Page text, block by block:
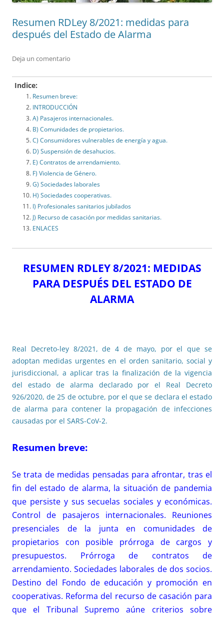
Resumen RDLey 8/2021: medidas para
después del Estado de Alarma
Deja un comentario
Indice:
Resumen breve:
INTRODUCCIÓN
A) Pasajeros internacionales.
B) Comunidades de propietarios.
C) Consumidores vulnerables de energía y agua.
D) Suspensión de desahucios.
E) Contratos de arrendamiento.
F) Violencia de Género.
G) Sociedades laborales
H) Sociedades cooperativas.
I) Profesionales sanitarios jubilados
J) Recurso de casación por medidas sanitarias.
ENLACES
RESUMEN RDLEY 8/2021: MEDIDAS
PARA DESPUÉS DEL ESTADO DE
ALARMA
Real Decreto-ley 8/2021, de 4 de mayo, por el que se
adoptan medidas urgentes en el orden sanitario, social y
jurisdiccional, a aplicar tras la finalización de la vigencia
del estado de alarma declarado por el Real Decreto
926/2020, de 25 de octubre, por el que se declara el estado
de alarma para contener la propagación de infecciones
causadas por el SARS-CoV-2.
Resumen breve:
Se trata de medidas pensadas para afrontar, tras el
fin del estado de alarma, la situación de pandemia
que persiste y sus secuelas sociales y económicas.
Control de pasajeros internacionales. Reuniones
presenciales de la junta en comunidades de
propietarios con posible prórroga de cargos y
presupuestos. Prórroga de contratos de
arrendamiento. Sociedades laborales de dos socios.
Destino del Fondo de educación y promoción en
cooperativas. Reforma del recurso de casación para
que el Tribunal Supremo aúne criterios sobre